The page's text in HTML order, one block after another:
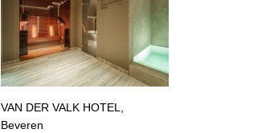
VAN DER VALK HOTEL,
Beveren